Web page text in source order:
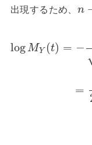
出現するため、 n
logMY (t) = −
=